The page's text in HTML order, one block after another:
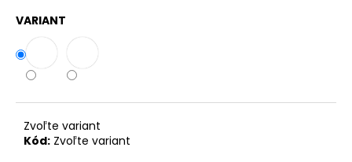
VARIANT
Zvoľte variant
Kód: Zvoľte variant
o
ú
m
e